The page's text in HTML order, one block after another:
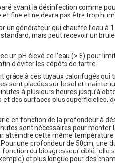
avant la désinfection comme
fine et ne devra pas être trop
un générateur qui chauffe l’eau à
mais peut recevoir un
un pH élevé de l’eau (> 8) pour
d’éviter les dépôts de tartre.
grâce à des tuyaux calorifugés qui
sont placées sur le sol et
à plusieurs heures jusqu’à
et des surfaces plus superficielles,
en fonction de la profondeur à
sont nécessaires pour
atteindre cette même
une profondeur de 50cm, une
fonction du bioagresseur ciblé :
et plus longue pour des